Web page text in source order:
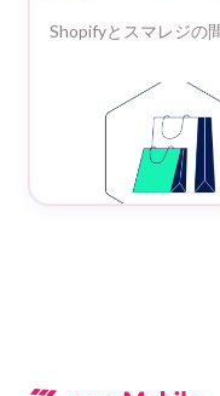
Shopifyとスマレジの